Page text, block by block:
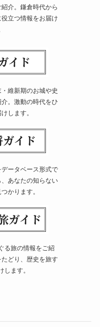
介。鎌倉時代から
立つ情報をお届け
維新期のお城や史
。激動の時代をひ
します。
ータベース形式で
あなたの知らない
かります。
る旅の情報をご紹
どり、歴史を旅す
します。